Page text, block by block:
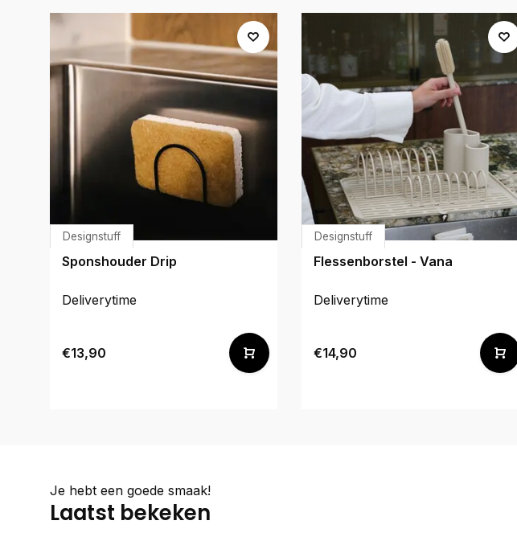
Designstuff
Sponshouder Drip
Deliverytime
€13,90
Designstuff
Flessenborstel - Vana
Deliverytime
€14,90
Je hebt een goede smaak!
Laatst bekeken